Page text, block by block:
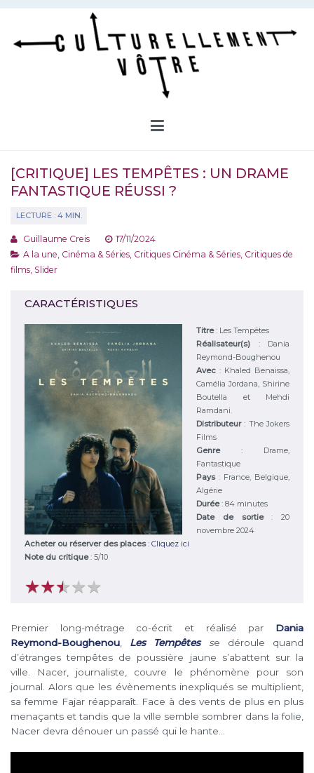
Aller
contenu
[CRITIQUE] LES TEMPÊTES : UN DRAME
FANTASTIQUE RÉUSSI ?
Guillaume Creis
17/11/2024
A la une Cinéma & Séries Critiques Cinéma & Séries Critiques de
films Slider
CARACTÉRISTIQUES
Titre: Les Tempêtes
Réalisateur(s) : Dania
Reymond-Boughenou
Avec: Khaled Benaissa,
Camélia Jordana, Shirine
Boutella et Mehdi
Ramdani.
Distributeur: The Jokers
Films
Genre: Drame,
Fantastique
Pays: France, Belgique,
Algérie
Durée:84 minutes
Date de sortie: 20
novembre 2024
Acheter ou réserver des places: Cliquez ici
Note du critique: 5/10
★★★★★
★★★★★
Premier long-métrage co-écrit et réalisé par Dania
Reymond-Boughenou
Les Tempêtes se déroule quand
d’étranges tempêtes de poussière jaune s’abattent sur la
ville. Nacer, journaliste, couvre le phénomène pour son
journal. Alors que les évènements inexpliqués se multiplient,
sa femme Fajar réapparaît. Face à des vents de plus en plus
menaçants et tandis que la ville semble sombrer dans la folie,
Nacer devra dénouer un passé qui le hante…